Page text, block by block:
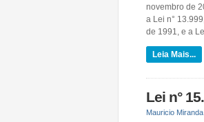
novembro de
a Lei n°
de 1991, e a
Leia Mais...
Lei n°
Mauricio Miranda